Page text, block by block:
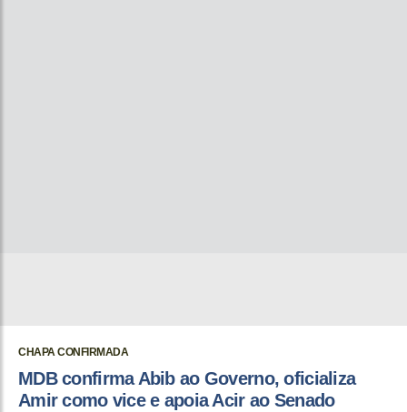
CHAPA CONFIRMADA
MDB confirma Abib ao Governo, oficializa
Amir como vice e apoia Acir ao Senado